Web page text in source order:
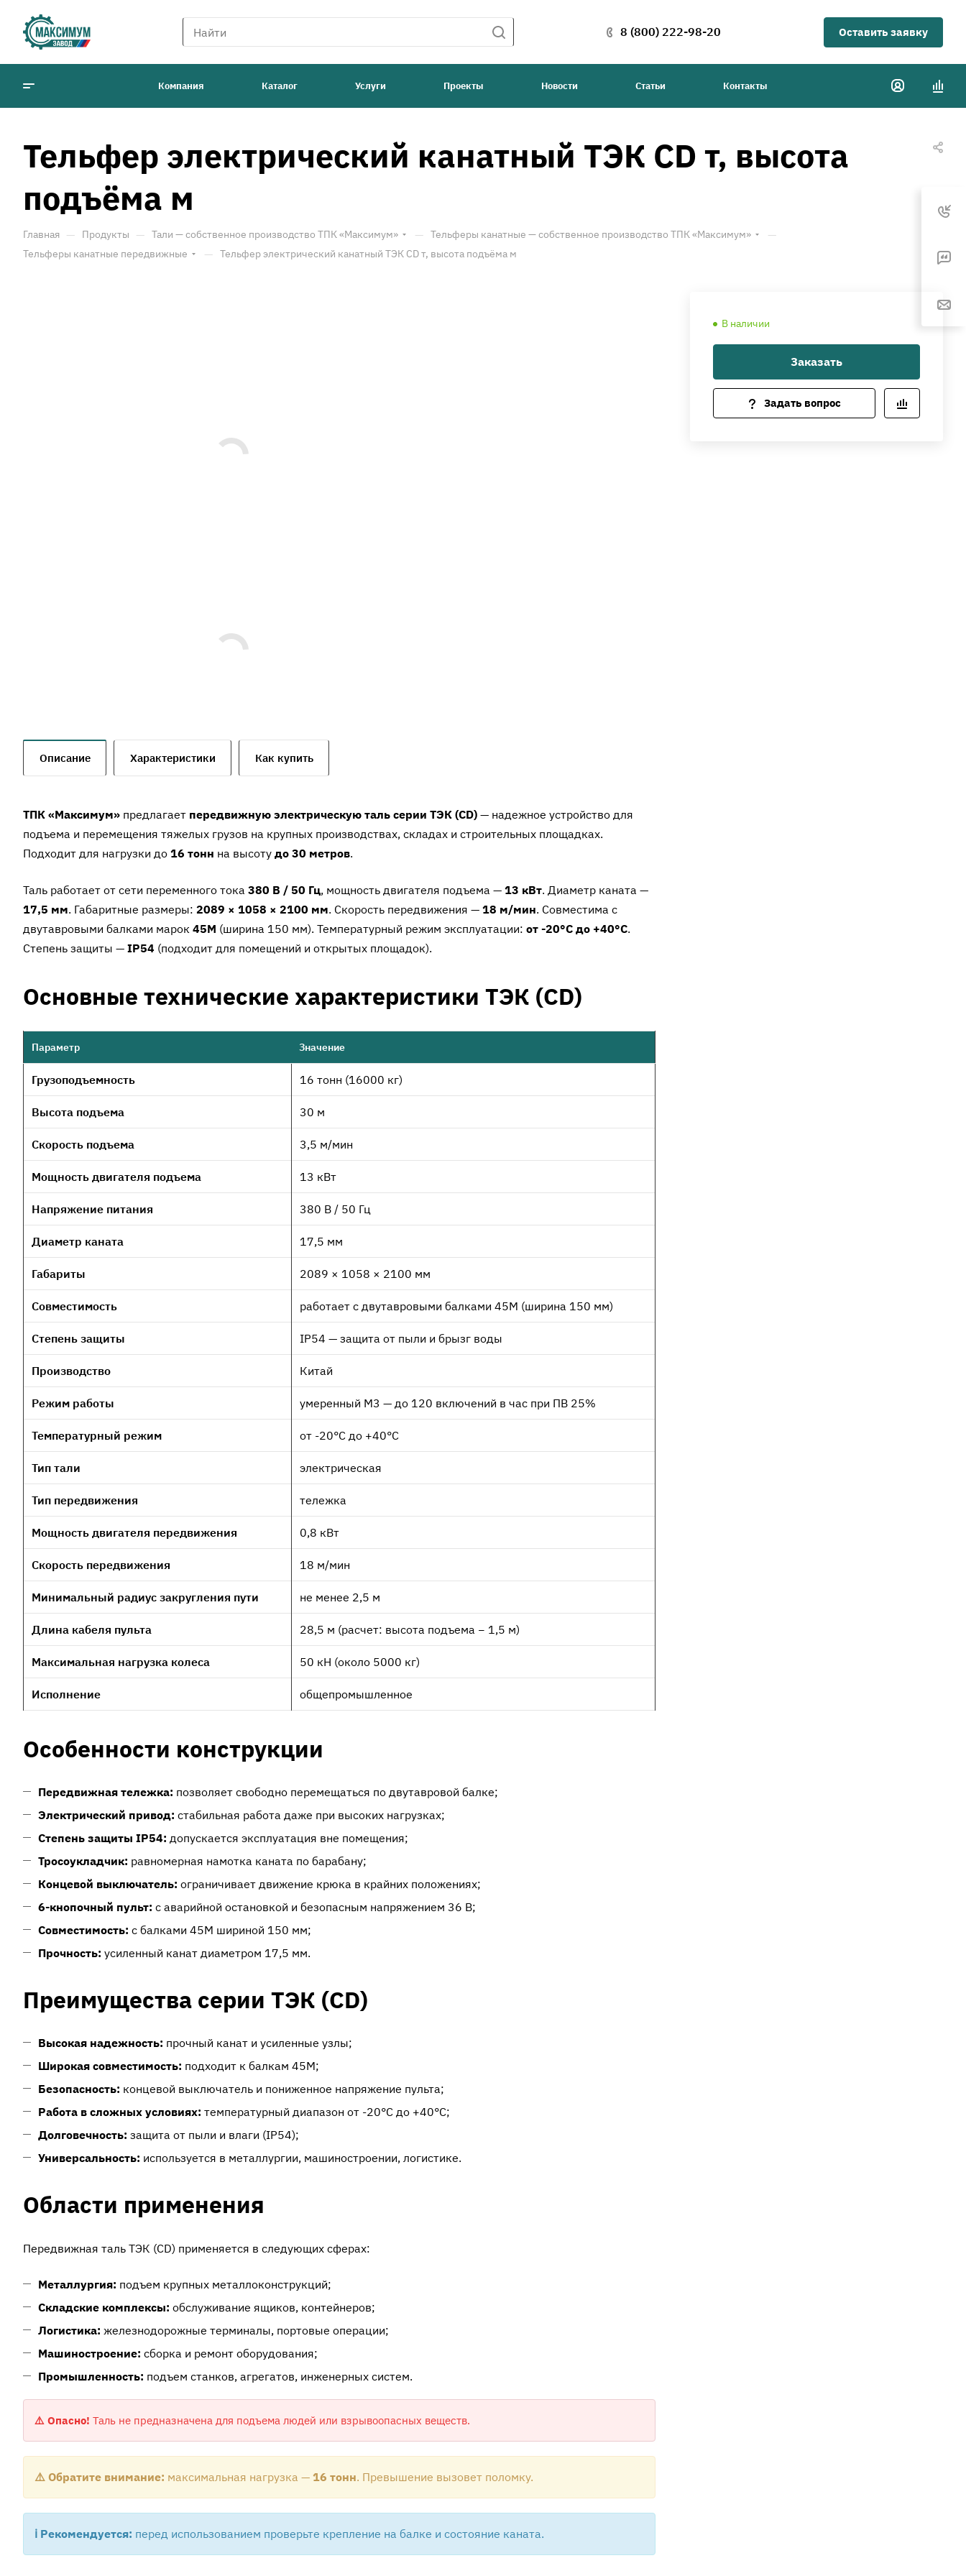
8 (800) 222-98-20 Оставить заявку
Компания Каталог Услуги Проекты Новости Статьи Контакты
Тельфер электрический канатный ТЭК CD т, высота
подъёма м
Главная — Продукты — Тали — собственное производство ТПК «Максимум» — Тельферы канатные — собственное производство ТПК «Максимум» —
Тельферы канатные передвижные — Тельфер электрический канатный ТЭК CD т, высота подъёма м
В наличии
Заказать
Задать вопрос
Описание Характеристики Как купить
ТПК «Максимум» предлагает передвижную электрическую таль серии ТЭК (CD) — надежное устройство для
подъема и перемещения тяжелых грузов на крупных производствах, складах и строительных площадках.
Подходит для нагрузки до 16 тонн на высоту до 30 метров.
Таль работает от сети переменного тока 380 В / 50 Гц, мощность двигателя подъема — 13 кВт. Диаметр каната —
17,5 мм. Габаритные размеры: 2089 × 1058 × 2100 мм. Скорость передвижения — 18 м/мин. Совместима с
двутавровыми балками марок 45М (ширина 150 мм). Температурный режим эксплуатации: от -20°C до +40°C.
Степень защиты — IP54 (подходит для помещений и открытых площадок).
Основные технические характеристики ТЭК (CD)
Параметр Значение
Грузоподъемность 16 тонн (16000 кг)
Высота подъема 30 м
Скорость подъема 3,5 м/мин
Мощность двигателя подъема 13 кВт
Напряжение питания 380 В / 50 Гц
Диаметр каната 17,5 мм
Габариты 2089 × 1058 × 2100 мм
Совместимость работает с двутавровыми балками 45М (ширина 150 мм)
Степень защиты IP54 — защита от пыли и брызг воды
Производство Китай
Режим работы умеренный М3 — до 120 включений в час при ПВ 25%
Температурный режим от -20°C до +40°C
Тип тали электрическая
Тип передвижения тележка
Мощность двигателя передвижения 0,8 кВт
Скорость передвижения 18 м/мин
Минимальный радиус закругления пути не менее 2,5 м
Длина кабеля пульта 28,5 м (расчет: высота подъема − 1,5 м)
Максимальная нагрузка колеса 50 кН (около 5000 кг)
Исполнение общепромышленное
Особенности конструкции
Передвижная тележка: позволяет свободно перемещаться по двутавровой балке;
Электрический привод: стабильная работа даже при высоких нагрузках;
Степень защиты IP54: допускается эксплуатация вне помещения;
Тросоукладчик: равномерная намотка каната по барабану;
Концевой выключатель: ограничивает движение крюка в крайних положениях;
6-кнопочный пульт: с аварийной остановкой и безопасным напряжением 36 В;
Совместимость: с балками 45М шириной 150 мм;
Прочность: усиленный канат диаметром 17,5 мм.
Преимущества серии ТЭК (CD)
Высокая надежность: прочный канат и усиленные узлы;
Широкая совместимость: подходит к балкам 45М;
Безопасность: концевой выключатель и пониженное напряжение пульта;
Работа в сложных условиях: температурный диапазон от -20°C до +40°C;
Долговечность: защита от пыли и влаги (IP54);
Универсальность: используется в металлургии, машиностроении, логистике.
Области применения
Передвижная таль ТЭК (CD) применяется в следующих сферах:
Металлургия: подъем крупных металлоконструкций;
Складские комплексы: обслуживание ящиков, контейнеров;
Логистика: железнодорожные терминалы, портовые операции;
Машиностроение: сборка и ремонт оборудования;
Промышленность: подъем станков, агрегатов, инженерных систем.
⚠️ Опасно! Таль не предназначена для подъема людей или взрывоопасных веществ.
⚠️ Обратите внимание: максимальная нагрузка — 16 тонн. Превышение вызовет поломку.
ℹ️ Рекомендуется: перед использованием проверьте крепление на балке и состояние каната.